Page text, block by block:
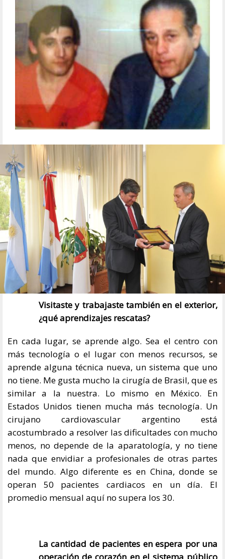
Visitaste y trabajaste también en el exterior,
¿qué aprendizajes rescatas?
En cada lugar, se aprende algo. Sea el centro con
más tecnología o el lugar con menos recursos, se
aprende alguna técnica nueva, un sistema que uno
no tiene. Me gusta mucho la cirugía de Brasil, que es
similar a la nuestra. Lo mismo en México. En
Estados Unidos tienen mucha más tecnología. Un
cirujano cardiovascular argentino está
acostumbrado a resolver las dificultades con mucho
menos, no depende de la aparatología, y no tiene
nada que envidiar a profesionales de otras partes
del mundo. Algo diferente es en China, donde se
operan 50 pacientes cardiacos en un día. El
promedio mensual aquí no supera los 30.
La cantidad de pacientes en espera por una